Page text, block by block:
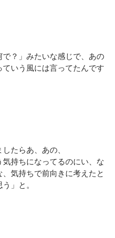
？」みたいな感じで、あの
いう風には言ってたんです
たらあ、あの、
気持ちになってるのにい、な
気持ちで前向きに考えたと
」と。